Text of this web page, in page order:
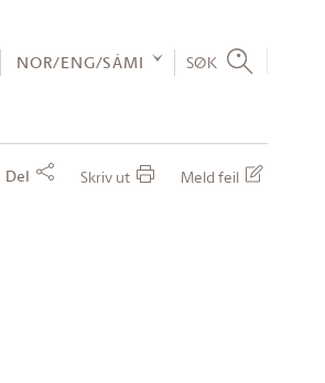
NOR/ENG/SÁMI SØK
Del Skriv ut Meld feil